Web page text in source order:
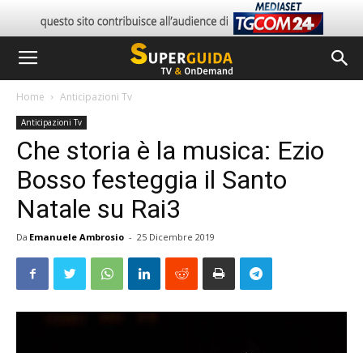
Home Anticipazioni Tv
Anticipazioni Tv
Che storia è la musica: Ezio
Bosso festeggia il Santo
Natale su Rai3
Da Emanuele Ambrosio - 25 Dicembre 2019